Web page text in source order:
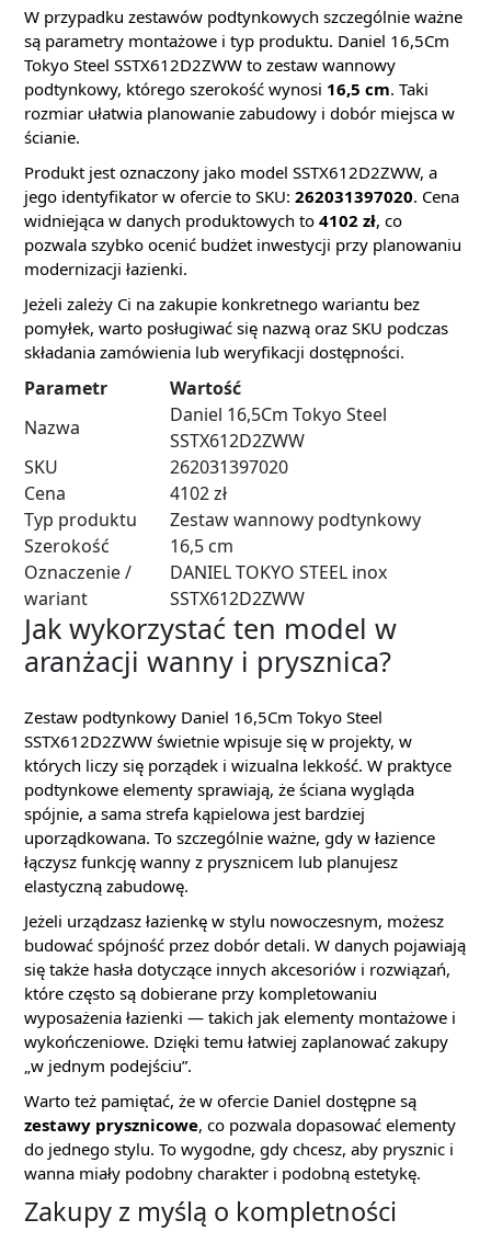
W przypadku zestawów podtynkowych szczególnie ważne
są parametry montażowe i typ produktu. Daniel 16,5Cm
Tokyo Steel SSTX612D2ZWW to zestaw wannowy
podtynkowy, którego szerokość wynosi 16,5 cm. Taki
rozmiar ułatwia planowanie zabudowy i dobór miejsca w
ścianie.
Produkt jest oznaczony jako model SSTX612D2ZWW, a
jego identyfikator w ofercie to SKU: 262031397020. Cena
widniejąca w danych produktowych to 4102 zł, co
pozwala szybko ocenić budżet inwestycji przy planowaniu
modernizacji łazienki.
Jeżeli zależy Ci na zakupie konkretnego wariantu bez
pomyłek, warto posługiwać się nazwą oraz SKU podczas
składania zamówienia lub weryfikacji dostępności.
Parametr
Wartość
Nazwa
Daniel 16,5Cm Tokyo Steel
SSTX612D2ZWW
SKU
262031397020
Cena
4102 zł
Typ produktu
Zestaw wannowy podtynkowy
Szerokość
16,5 cm
Oznaczenie /
wariant
DANIEL TOKYO STEEL inox
SSTX612D2ZWW
Jak wykorzystać ten model w
aranżacji wanny i prysznica?
Zestaw podtynkowy Daniel 16,5Cm Tokyo Steel
SSTX612D2ZWW świetnie wpisuje się w projekty, w
których liczy się porządek i wizualna lekkość. W praktyce
podtynkowe elementy sprawiają, że ściana wygląda
spójnie, a sama strefa kąpielowa jest bardziej
uporządkowana. To szczególnie ważne, gdy w łazience
łączysz funkcję wanny z prysznicem lub planujesz
elastyczną zabudowę.
Jeżeli urządzasz łazienkę w stylu nowoczesnym, możesz
budować spójność przez dobór detali. W danych pojawiają
się także hasła dotyczące innych akcesoriów i rozwiązań,
które często są dobierane przy kompletowaniu
wyposażenia łazienki — takich jak elementy montażowe i
wykończeniowe. Dzięki temu łatwiej zaplanować zakupy
„w jednym podejściu”.
Warto też pamiętać, że w ofercie Daniel dostępne są
zestawy prysznicowe, co pozwala dopasować elementy
do jednego stylu. To wygodne, gdy chcesz, aby prysznic i
wanna miały podobny charakter i podobną estetykę.
Zakupy z myślą o kompletności